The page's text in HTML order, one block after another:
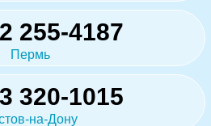
255-4187
Пермь
320-1015
на-Дону